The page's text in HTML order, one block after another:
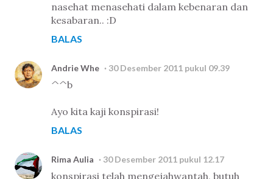
nasehat menasehati dalam kebenaran dan
kesabaran.. :D
BALAS
Andrie Whe 30 Desember 2011 pukul 09.39
^^b
Ayo kita kaji konspirasi!
BALAS
Rima Aulia 30 Desember 2011 pukul 12.17
konspirasi telah mengejahwantah, butuh